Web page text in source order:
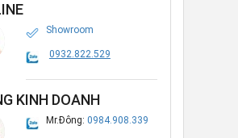
Showroom
0932.822.529
KINH DOANH
Mr.Đông: 0984.908.339